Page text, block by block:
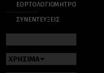
ΕΟΡΤΟΛΟΓΙΟ
ΣΥΝΕΝΤΕΥΞΕΙΣ
ΜΗΤΡΟΠΟΛΕΙΣ
ΧΡΗΣΙΜΑ